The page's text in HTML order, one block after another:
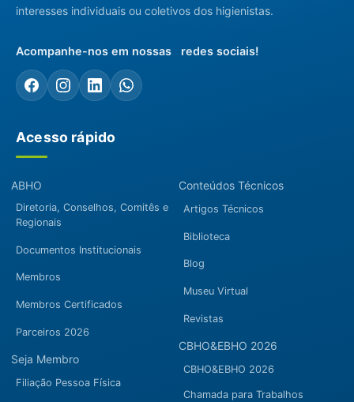
interesses individuais ou coletivos dos higienistas.
Acompanhe-nos em nossas redes sociais!
Acesso rápido
ABHO
Diretoria, Conselhos, Comitês e
Regionais
Documentos Institucionais
Membros
Membros Certificados
Parceiros 2026
Seja Membro
Filiação Pessoa Física
Conteúdos Técnicos
Artigos Técnicos
Biblioteca
Blog
Museu Virtual
Revistas
CBHO&EBHO 2026
CBHO&EBHO 2026
Chamada para Trabalhos